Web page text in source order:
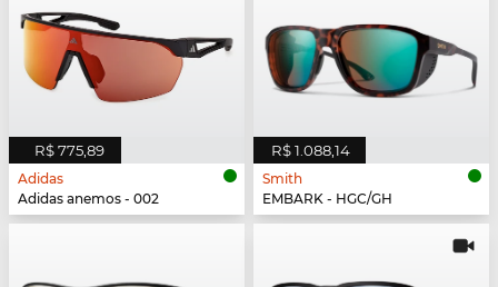
R$ 775,89
Adidas
Adidas anemos - 002
R$ 1.088,14
Smith
EMBARK - HGC/GH